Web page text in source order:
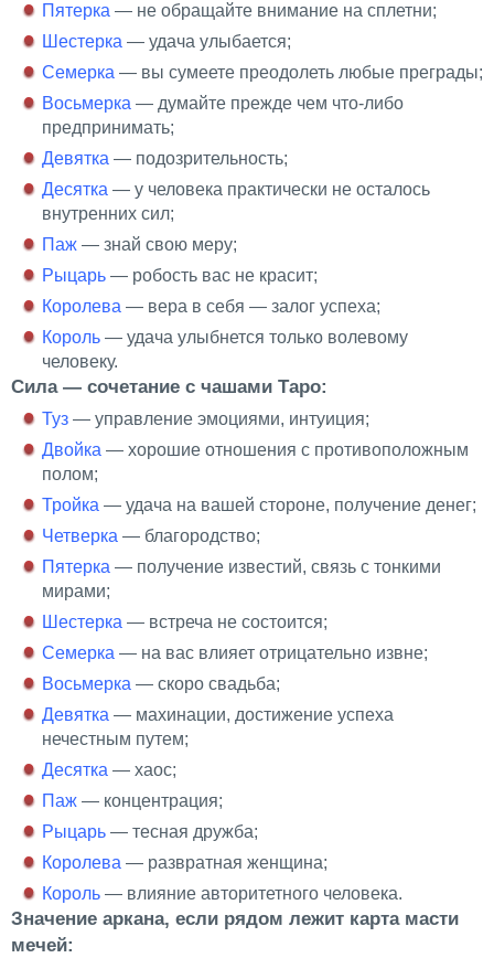
Пятерка — не обращайте внимание на сплетни;
Шестерка — удача улыбается;
Семерка — вы сумеете преодолеть любые преграды;
Восьмерка — думайте прежде чем что-либо
предпринимать;
Девятка — подозрительность;
Десятка — у человека практически не осталось
внутренних сил;
Паж — знай свою меру;
Рыцарь — робость вас не красит;
Королева — вера в себя — залог успеха;
Король — удача улыбнется только волевому
человеку.
Сила — сочетание с чашами Таро:
Туз — управление эмоциями, интуиция;
Двойка — хорошие отношения с противоположным
полом;
Тройка — удача на вашей стороне, получение денег;
Четверка — благородство;
Пятерка — получение известий, связь с тонкими
мирами;
Шестерка — встреча не состоится;
Семерка — на вас влияет отрицательно извне;
Восьмерка — скоро свадьба;
Девятка — махинации, достижение успеха
нечестным путем;
Десятка — хаос;
Паж — концентрация;
Рыцарь — тесная дружба;
Королева — развратная женщина;
Король — влияние авторитетного человека.
Значение аркана, если рядом лежит карта масти
мечей: